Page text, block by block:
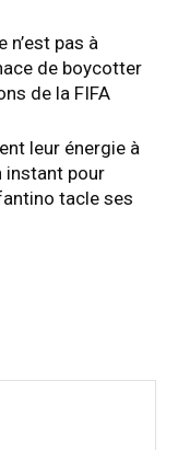
n’est pas à
de boycotter
de la FIFA
leur énergie à
instant pour
tacle ses